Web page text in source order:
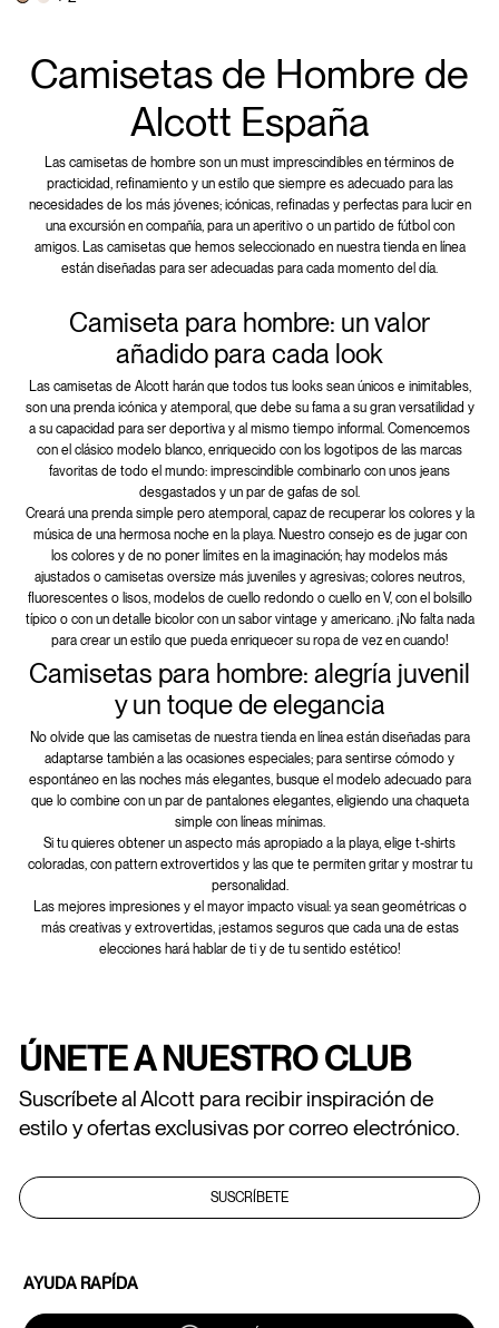
Camisetas de Hombre de
Alcott España
Las camisetas de hombre son un must imprescindibles en términos de
practicidad, refinamiento y un estilo que siempre es adecuado para las
necesidades de los más jóvenes; icónicas, refinadas y perfectas para lucir en
una excursión en compañía, para un aperitivo o un partido de fútbol con
amigos. Las camisetas que hemos seleccionado en nuestra tienda en línea
están diseñadas para ser adecuadas para cada momento del día.
Camiseta para hombre: un valor
añadido para cada look
Las camisetas de Alcott harán que todos tus looks sean únicos e inimitables,
son una prenda icónica y atemporal, que debe su fama a su gran versatilidad y
a su capacidad para ser deportiva y al mismo tiempo informal. Comencemos
con el clásico modelo blanco, enriquecido con los logotipos de las marcas
favoritas de todo el mundo: imprescindible combinarlo con unos jeans
desgastados y un par de gafas de sol.
Creará una prenda simple pero atemporal, capaz de recuperar los colores y la
música de una hermosa noche en la playa. Nuestro consejo es de jugar con
los colores y de no poner límites en la imaginación; hay modelos más
ajustados o camisetas oversize más juveniles y agresivas; colores neutros,
fluorescentes o lisos, modelos de cuello redondo o cuello en V, con el bolsillo
típico o con un detalle bicolor con un sabor vintage y americano. ¡No falta nada
para crear un estilo que pueda enriquecer su ropa de vez en cuando!
Camisetas para hombre: alegría juvenil
y un toque de elegancia
No olvide que las camisetas de nuestra tienda en línea están diseñadas para
adaptarse también a las ocasiones especiales; para sentirse cómodo y
espontáneo en las noches más elegantes, busque el modelo adecuado para
que lo combine con un par de pantalones elegantes, eligiendo una chaqueta
simple con líneas mínimas.
Si tu quieres obtener un aspecto más apropiado a la playa, elige t-shirts
coloradas, con pattern extrovertidos y las que te permiten gritar y mostrar tu
personalidad.
Las mejores impresiones y el mayor impacto visual: ya sean geométricas o
más creativas y extrovertidas, ¡estamos seguros que cada una de estas
elecciones hará hablar de ti y de tu sentido estético!
ÚNETE A NUESTRO CLUB
Suscríbete al Alcott para recibir inspiración de
estilo y ofertas exclusivas por correo electrónico.
SUSCRÍBETE
AYUDA RAPÍDA